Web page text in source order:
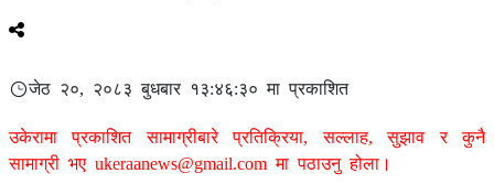
जेठ २०, २०८३ बुधबार १३:४६:३० मा प्रकाशित
उकेरामा प्रकाशित सामाग्रीबारे प्रतिक्रिया, सल्लाह, सुझाव र कुनै
सामाग्री भए ukeraanews@gmail.com मा पठाउनु होला।